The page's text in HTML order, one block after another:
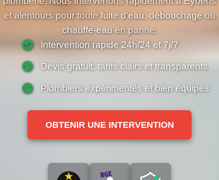
et alentours pour toutefuite d’eau, débouchageou
chauffe-eauen panne.
Intervention rapide 24h/24 et 7j/7
Devis gratuit, tarifs clairs et transparents
Plombiers expérimentés et bien équipés
OBTENIR UNE INTERVENTION